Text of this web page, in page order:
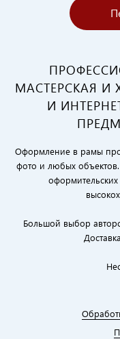
МАСТЕРСКАЯ И
И
Оформление в рамы
фото и любых
Большой выбор